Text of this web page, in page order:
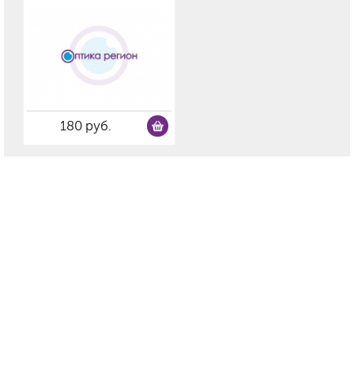
180 руб.